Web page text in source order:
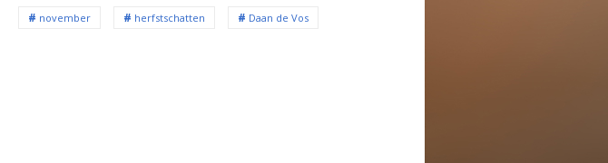
november herfstschatten Daan de Vos